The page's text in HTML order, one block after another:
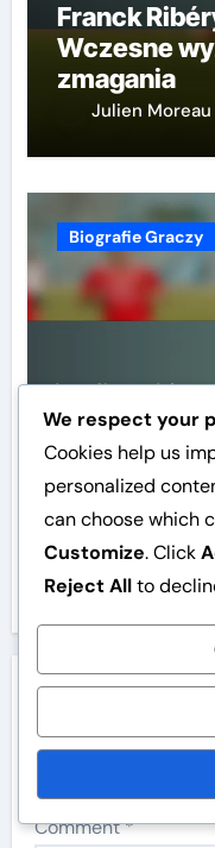
Franck
Wczesne
zmagania
Julien Moreau
Biografie Graczy
Zinedine
Początki
Julien Moreau
Leave a
Your email address
Comment*
We respect your
Cookies help us
personalized
can choose which
Customize. Click
Reject Allto